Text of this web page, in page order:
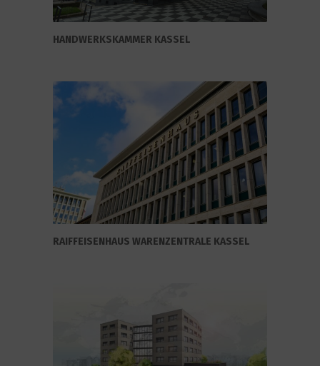
HANDWERKSKAMMER KASSEL
RAIFFEISENHAUS WARENZENTRALE KASSEL